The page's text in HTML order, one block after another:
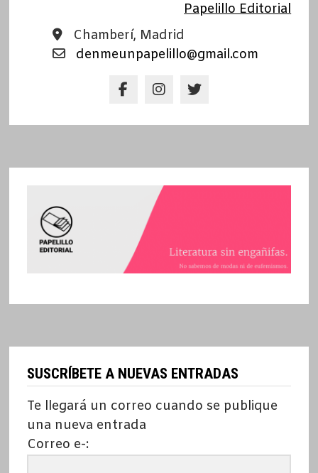
Papelillo Editorial
Chamberí, Madrid
denmeunpapelillo@gmail.com
SUSCRÍBETE A NUEVAS ENTRADAS
Te llegará un correo cuando se publique
una nueva entrada
Correo e-: